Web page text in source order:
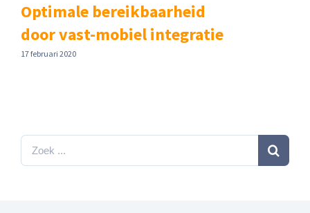
Optimale bereikbaarheid
door vast-mobiel integratie
17 februari 2020
Zoeken
naar: